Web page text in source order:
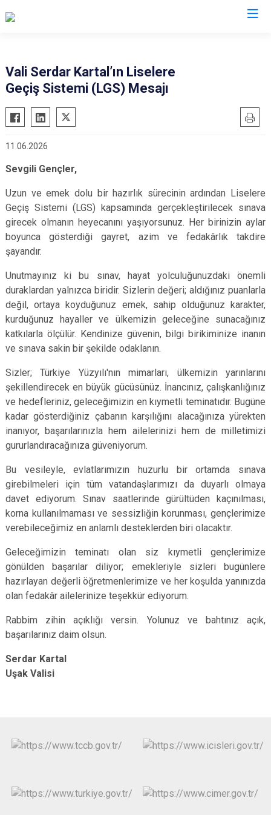
Vali Serdar Kartal’ın Liselere
Geçiş Sistemi (LGS) Mesajı
11.06.2026
Sevgili Gençler,
Uzun ve emek dolu bir hazırlık sürecinin ardından Liselere
Geçiş Sistemi (LGS) kapsamında gerçekleştirilecek sınava
girecek olmanın heyecanını yaşıyorsunuz. Her birinizin aylar
boyunca gösterdiği gayret, azim ve fedakârlık takdire
şayandır.
Unutmayınız ki bu sınav, hayat yolculuğunuzdaki önemli
duraklardan yalnızca biridir. Sizlerin değeri; aldığınız puanlarla
değil, ortaya koyduğunuz emek, sahip olduğunuz karakter,
kurduğunuz hayaller ve ülkemizin geleceğine sunacağınız
katkılarla ölçülür. Kendinize güvenin, bilgi birikiminize inanın
ve sınava sakin bir şekilde odaklanın.
Sizler; Türkiye Yüzyılı'nın mimarları, ülkemizin yarınlarını
şekillendirecek en büyük gücüsünüz. İnancınız, çalışkanlığınız
ve hedefleriniz, geleceğimizin en kıymetli teminatıdır. Bugüne
kadar gösterdiğiniz çabanın karşılığını alacağınıza yürekten
inanıyor, başarılarınızla hem ailelerinizi hem de milletimizi
gururlandıracağınıza güveniyorum.
Bu vesileyle, evlatlarımızın huzurlu bir ortamda sınava
girebilmeleri için tüm vatandaşlarımızı da duyarlı olmaya
davet ediyorum. Sınav saatlerinde gürültüden kaçınılması,
korna kullanılmaması ve sessizliğin korunması, gençlerimize
verebileceğimiz en anlamlı desteklerden biri olacaktır.
Geleceğimizin teminatı olan siz kıymetli gençlerimize
gönülden başarılar diliyor; emekleriyle sizleri bugünlere
hazırlayan değerli öğretmenlerimize ve her koşulda yanınızda
olan fedakâr ailelerinize teşekkür ediyorum.
Rabbim zihin açıklığı versin. Yolunuz ve bahtınız açık,
başarılarınız daim olsun.
Serdar Kartal
Uşak Valisi